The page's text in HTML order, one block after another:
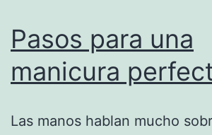
Pasos para una
manicura
Las manos hablan mucho